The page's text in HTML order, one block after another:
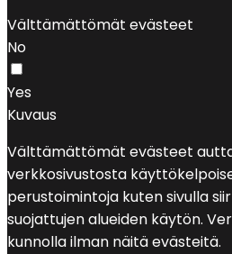
Välttämättömät evästeet
No
Yes
Kuvaus
Välttämättömät evästeet
verkkosivustosta
perustoimintoja kuten sivulla
suojattujen alueiden käytön.
kunnolla ilman näitä evästeitä.